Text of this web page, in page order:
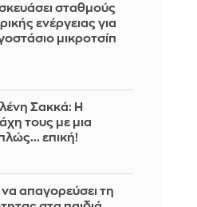
σταθμούς
ενέργειας για
μικροτσίπ
Σακκά: Η
τους με μια
επική!
απαγορεύσει τη